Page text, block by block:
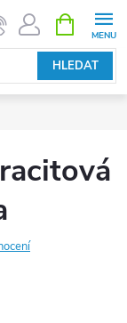
HLEDAT
NÁKUPNÍ
KOŠÍK